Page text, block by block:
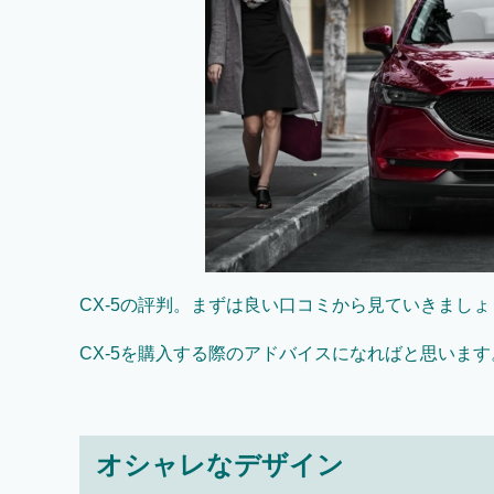
CX-5の評判。まずは良い口コミから見ていきまし
CX-5を購入する際のアドバイスになればと思います
オシャレなデザイン